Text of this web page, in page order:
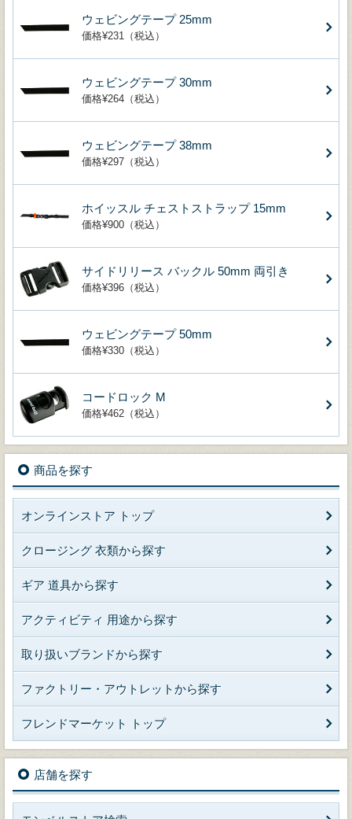
ウェビングテープ 25mm
価格¥231（税込）
ウェビングテープ 30mm
価格¥264（税込）
ウェビングテープ 38mm
価格¥297（税込）
ホイッスル チェストストラップ 15mm
価格¥900（税込）
サイドリリース バックル 50mm 両引き
価格¥396（税込）
ウェビングテープ 50mm
価格¥330（税込）
コードロック M
価格¥462（税込）
商品を探す
オンラインストア トップ
クロージング 衣類から探す
ギア 道具から探す
アクティビティ 用途から探す
取り扱いブランドから探す
ファクトリー・アウトレットから探す
フレンドマーケット トップ
店舗を探す